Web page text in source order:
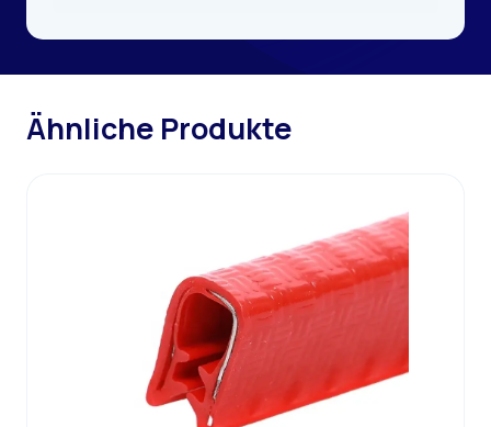
Ähnliche Produkte